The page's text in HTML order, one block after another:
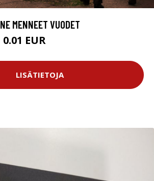
NE MENNEET VUODET
0.01 EUR
LISÄTIETOJA